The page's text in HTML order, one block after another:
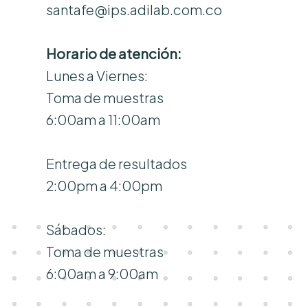
santafe@ips.adilab.com.co
Horario de atención:
Lunes a Viernes:
Toma de muestras
6:00am a 11:00am
Entrega de resultados
2:00pm a 4:00pm
Sábados:
Toma de muestras
6:00am a 9:00am